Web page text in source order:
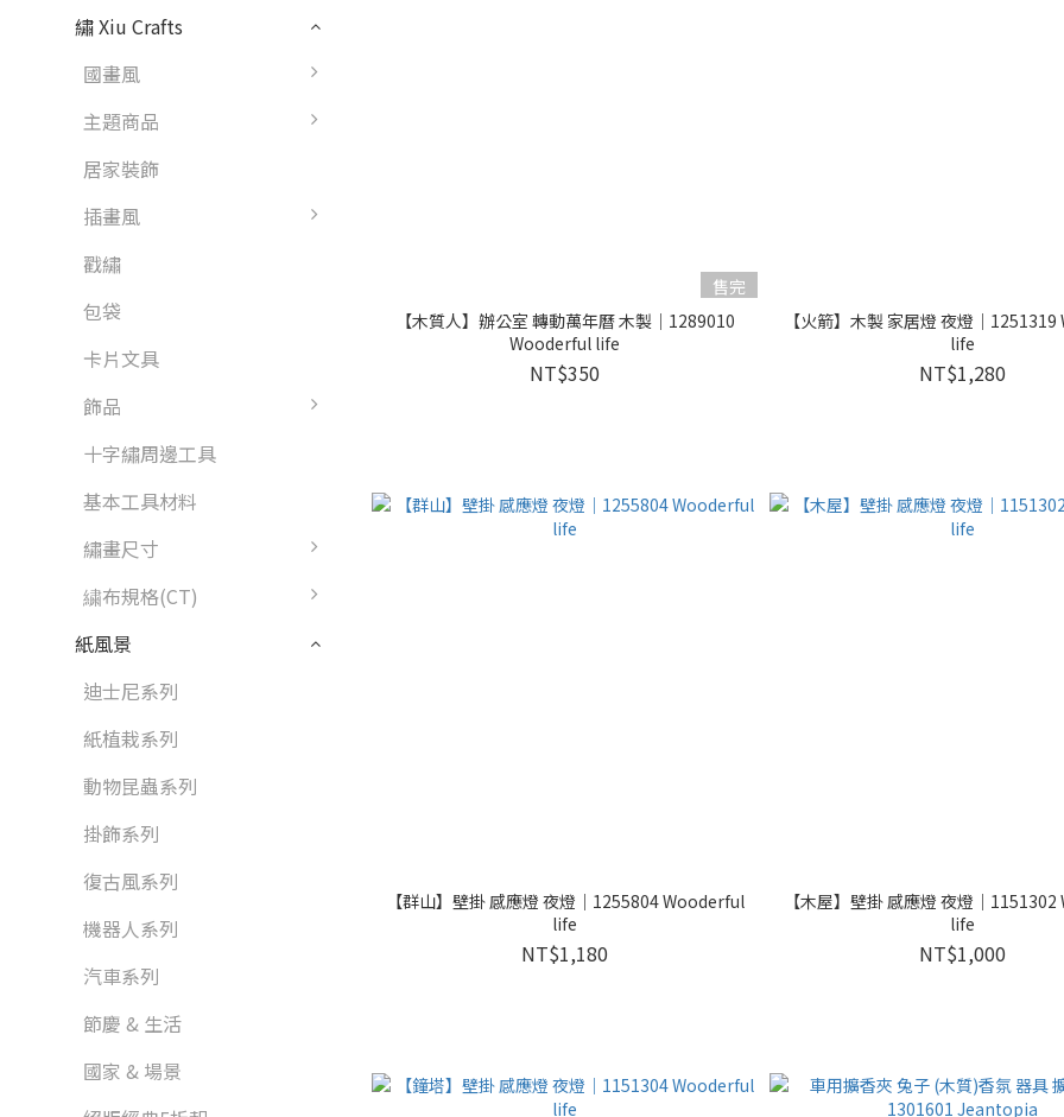
繡 Xiu Crafts
國畫風
主題商品
居家裝飾
插畫風
戳繡
包袋
卡片文具
飾品
十字繡周邊工具
基本工具材料
繡畫尺寸
繍布規格(CT)
紙風景
迪士尼系列
紙植栽系列
動物昆蟲系列
掛飾系列
復古風系列
機器人系列
汽車系列
節慶 & 生活
國家 & 場景
售完
【木質人】辦公室 轉動萬年曆 木製｜1289010
Wooderful life
NT$350
【火箭】木製 家居燈 夜燈｜
life
NT$1,280
【群山】壁掛 感應燈 夜燈｜1255804 Wooderful
life
NT$1,180
【木屋】壁掛 感應燈 夜燈｜
life
NT$1,000